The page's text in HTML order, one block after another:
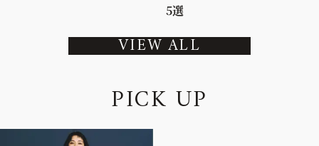
5選
VIEW ALL
PICK UP